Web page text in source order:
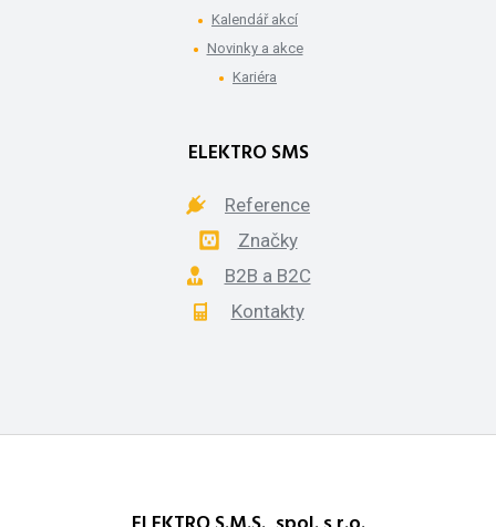
Kalendář akcí
Novinky a akce
Kariéra
ELEKTRO SMS
Reference
Značky
B2B a B2C
Kontakty